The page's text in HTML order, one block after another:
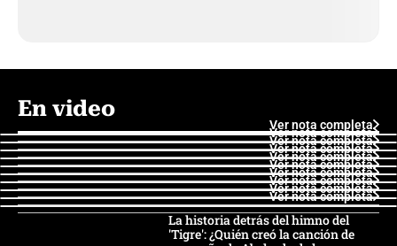
En video
Ver nota completa
Ver nota completa
Ver nota completa
Ver nota completa
Ver nota completa
Ver nota completa
Ver nota completa
Ver nota completa
Ver nota completa
Ver nota completa
La historia detrás del himno del
'Tigre': ¿Quién creó la canción de